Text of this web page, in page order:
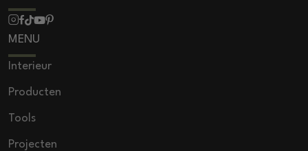
MENU
Interieur
Producten
Tools
Projecten